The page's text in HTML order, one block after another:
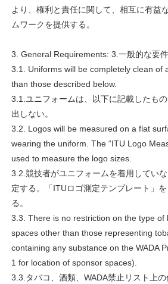
より、権利と責任に関して、相互に有益
ムワークを提供する。
3. General Requirements: 3.一般的な要
3.1. Uniforms will be completely clean of
than those described below.
3.1.ユニフォームは、以下に記載したも
出しない。
3.2. Logos will be measured on a flat
wearing the uniform. The “ITU Logo
used to measure the logo sizes.
3.2.競技者がユニフォームを着用してい
定する。「ITUロゴ測定テンプレート」
る。
3.3. There is no restriction on the type of
spaces other than those representing
containing any substance on the WADA
1 for location of sponsor spaces).
3.3.タバコ、酒類、WADA禁止リスト上